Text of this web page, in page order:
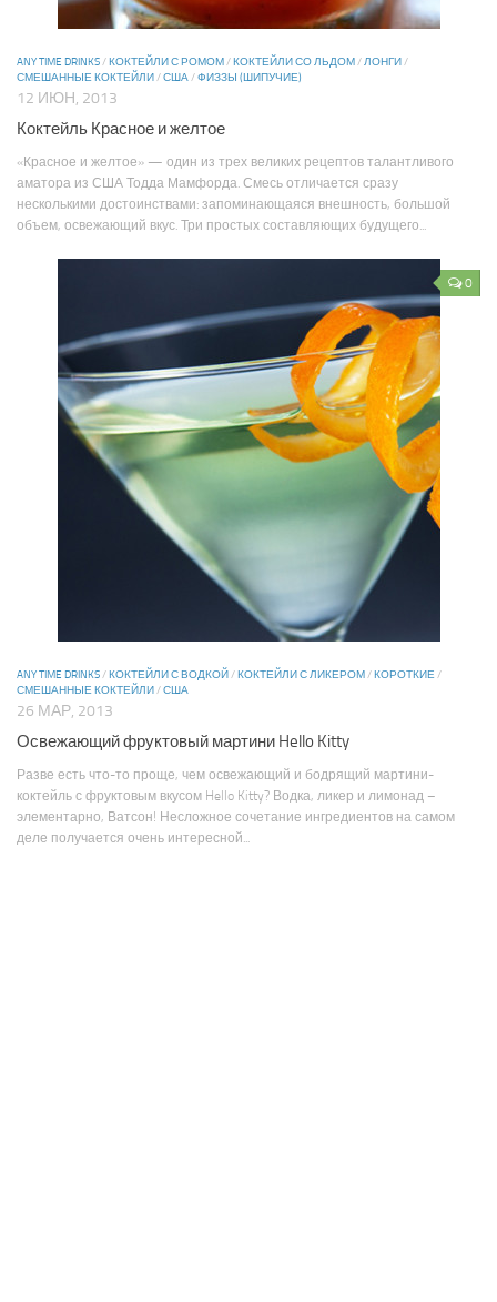
ANY TIME DRINKS/КОКТЕЙЛИ С РОМОМ/КОКТЕЙЛИ СО ЛЬДОМ/ЛОНГИ/
СМЕШАННЫЕ КОКТЕЙЛИ/США/ФИЗЗЫ (ШИПУЧИЕ)
12 ИЮН, 2013
Коктейль Красное и желтое
«Красное и желтое» — один из трех великих рецептов талантливого
аматора из США Тодда Мамфорда. Смесь отличается сразу
несколькими достоинствами: запоминающаяся внешность, большой
объем, освежающий вкус. Три простых составляющих будущего...
0
ANY TIME DRINKS/КОКТЕЙЛИ С ВОДКОЙ/КОКТЕЙЛИ С ЛИКЕРОМ/КОРОТКИЕ/
СМЕШАННЫЕ КОКТЕЙЛИ/США
26 МАР, 2013
Освежающий фруктовый мартини Hello Kitty
Разве есть что-то проще, чем освежающий и бодрящий мартини-
коктейль с фруктовым вкусом Hello Kitty? Водка, ликер и лимонад –
элементарно, Ватсон! Несложное сочетание ингредиентов на самом
деле получается очень интересной...